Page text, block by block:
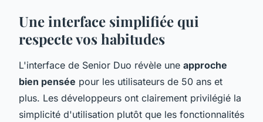
Une interface simplifiée qui
respecte vos habitudes
L'interface de Senior Duo révèle une approche
bien pensée pour les utilisateurs de 50 ans et
plus. Les développeurs ont clairement privilégié la
simplicité d'utilisation plutôt que les fonctionnalités